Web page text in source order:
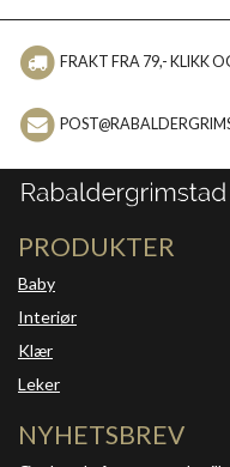
FRAKT FRA 79,- KLIKK
PRODUKTER
Baby
Interiør
Klær
Leker
NYHETSBREV